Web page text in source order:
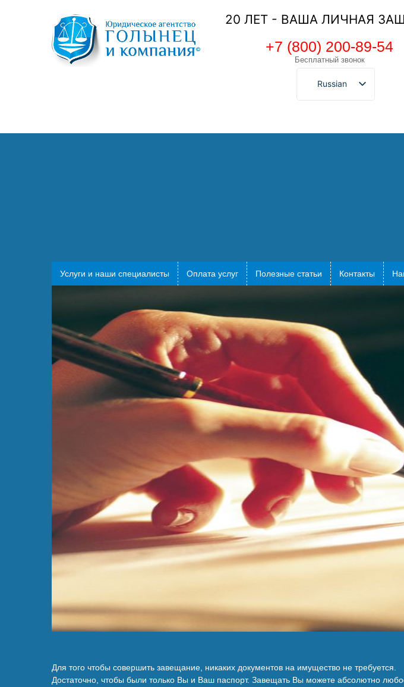
20 ЛЕТ - ВАША ЛИЧНАЯ
+7 (800) 200-89-54
Бесплатный звонок
Russian
Услуги и наши специалисты Оплата услуг Полезные статьи Контакты
Для того чтобы совершить завещание, никаких документов на имущество не требуется.
Достаточно, чтобы были только Вы и Ваш паспорт. Завещать Вы можете абсолютно